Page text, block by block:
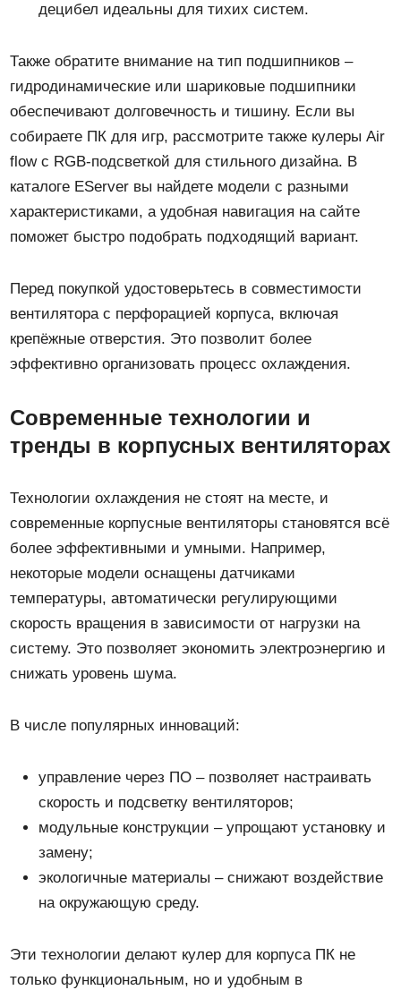
децибел идеальны для тихих систем.
Также обратите внимание на тип подшипников –
гидродинамические или шариковые подшипники
обеспечивают долговечность и тишину. Если вы
собираете ПК для игр, рассмотрите также кулеры Air
flow с RGB-подсветкой для стильного дизайна. В
каталоге EServer вы найдете модели с разными
характеристиками, а удобная навигация на сайте
поможет быстро подобрать подходящий вариант.
Перед покупкой удостоверьтесь в совместимости
вентилятора с перфорацией корпуса, включая
крепёжные отверстия. Это позволит более
эффективно организовать процесс охлаждения.
Современные технологии и
тренды в корпусных вентиляторах
Технологии охлаждения не стоят на месте, и
современные корпусные вентиляторы становятся всё
более эффективными и умными. Например,
некоторые модели оснащены датчиками
температуры, автоматически регулирующими
скорость вращения в зависимости от нагрузки на
систему. Это позволяет экономить электроэнергию и
снижать уровень шума.
В числе популярных инноваций:
управление через ПО – позволяет настраивать
скорость и подсветку вентиляторов;
модульные конструкции – упрощают установку и
замену;
экологичные материалы – снижают воздействие
на окружающую среду.
Эти технологии делают кулер для корпуса ПК не
только функциональным, но и удобным в